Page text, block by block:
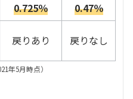
0.725％
0.47％
戻りあり 戻りなし
年5月時点）